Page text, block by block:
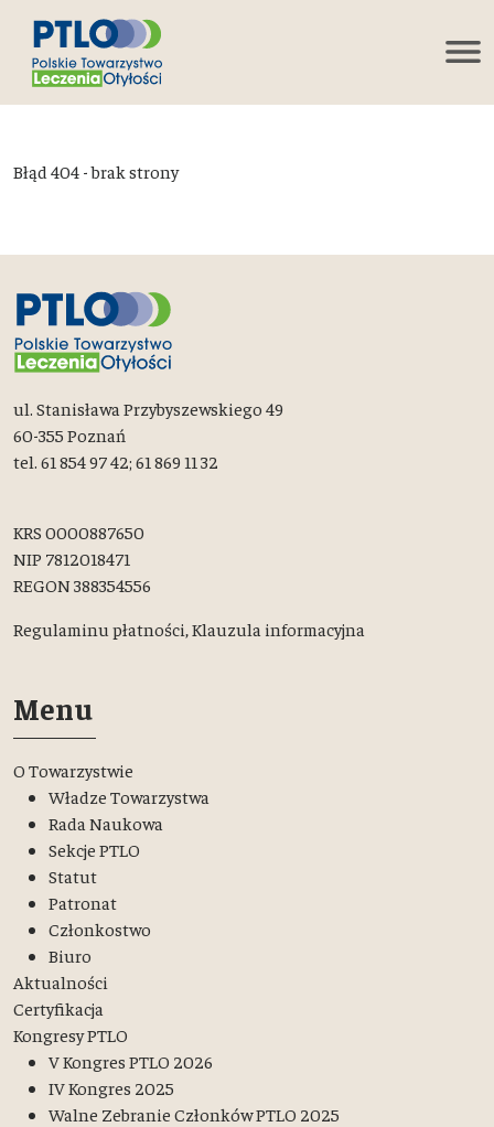
Błąd 404 - brak strony
ul. Stanisława Przybyszewskiego 49
60-355 Poznań
tel. 61 854 97 42; 61 869 11 32
KRS 0000887650
NIP 7812018471
REGON 388354556
Regulaminu płatności,Klauzula informacyjna
Menu
O Towarzystwie
Władze Towarzystwa
Rada Naukowa
Sekcje PTLO
Statut
Patronat
Członkostwo
Biuro
Aktualności
Certyfikacja
Kongresy PTLO
V Kongres PTLO 2026
IV Kongres 2025
Walne Zebranie Członków PTLO 2025